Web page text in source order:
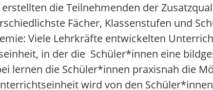
die Teilnehmenden der
Fächer, Klassenstufen und
Viele Lehrkräfte entwickelten
in der die Schüler*innen eine
lernen die Schüler*innen praxisnah die
wird von den